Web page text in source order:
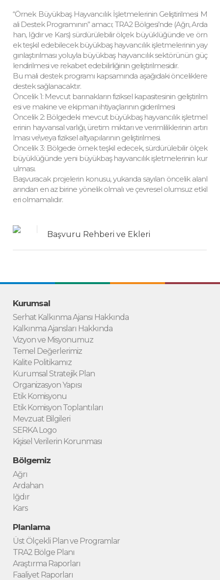
“Örnek Büyükbaş Hayvancılık İşletmelerinin Geliştirilmesi M
ali Destek Programının” amacı; TRA2 Bölgesi’nde (Ağrı, Arda
han, Iğdır ve Kars) sürdürülebilir ölçek büyüklüğünde ve örn
ek teşkil edebilecek büyükbaş hayvancılık işletmelerinin yay
gınlaştırılması yoluyla büyükbaş hayvancılık sektörünün güç
lendirilmesi ve rekabet edebilirliğinin geliştirilmesidir.
Bu mali destek programı kapsamında aşağıdaki önceliklere
destek sağlanacaktır.
Öncelik 1: Mevcut barınakların fiziksel kapasitesinin geliştirilm
esi ve makine ve ekipman ihtiyaçlarının giderilmesi
Öncelik 2: Bölgedeki mevcut büyükbaş hayvancılık işletmel
erinin hayvansal varlığı, üretim miktarı ve verimliliklerinin artırı
lması ve\veya fiziksel altyapılarının geliştirilmesi.
Öncelik 3: Bölgede örnek teşkil edecek, sürdürülebilir ölçek
büyüklüğünde yeni büyükbaş hayvancılık işletmelerinin kur
ulması.
Başvuracak projelerin konusu, yukarıda sayılan öncelik alanl
arından en az birine yönelik olmalı ve çevresel olumsuz etkil
eri olmamalıdır.
Başvuru Rehberi ve Ekleri
Kurumsal
Serhat Kalkınma Ajansı Hakkında
Kalkınma Ajansları Hakkında
Vizyon ve Misyonumuz
Temel Değerlerimiz
Kalite Politikamız
Kurumsal Stratejik Plan
Organizasyon Yapısı
Etik Komisyonu
Etik Komisyon Toplantıları
Mevzuat Bilgileri
SERKA Logo
Kişisel Verilerin Korunması
Bölgemiz
Ağrı
Ardahan
Iğdır
Kars
Planlama
Üst Ölçekli Plan ve Programlar
TRA2 Bölge Planı
Araştırma Raporları
Faaliyet Raporları